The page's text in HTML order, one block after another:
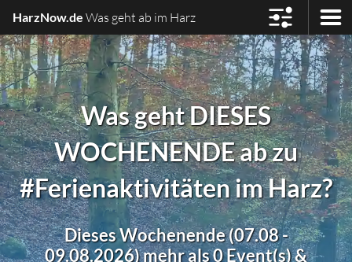
HarzNow.de Was geht ab im Harz
Was geht DIESES
WOCHENENDE ab zu
#Ferienaktivitäten im Harz?
Dieses Wochenende (07.08 -
09.08.2026) mehr als 0 Event(s) &